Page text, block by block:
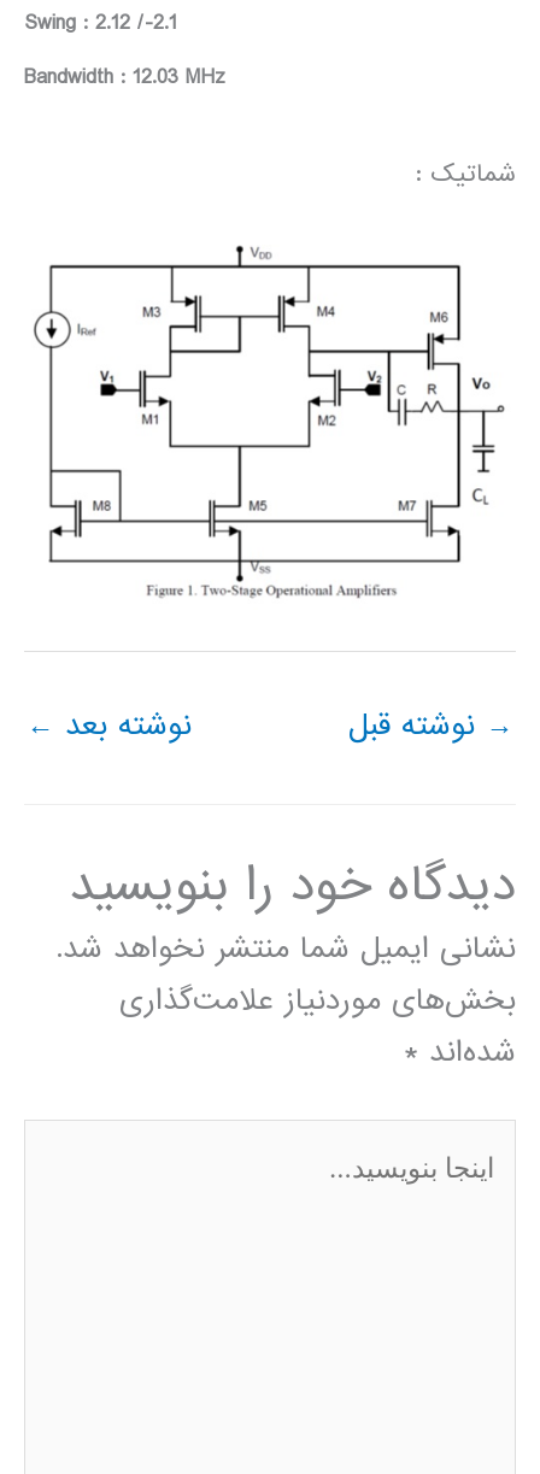
Swing : 2.12 /-2.1
Bandwidth : 12.03 MHz
شماتیک :
→ نوشته قبل نوشته بعد ←
دیدگاه‌ خود را بنویسید
نشانی ایمیل شما منتشر نخواهد شد.
بخش‌های موردنیاز علامت‌گذاری
شده‌اند *
اینجا
بنویسید…